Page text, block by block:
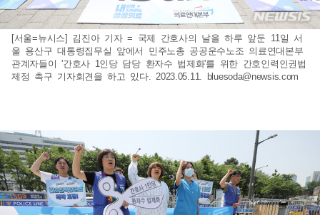
[서울=뉴시스] 김진아 기자 = 국제 간호사의 날을 하루 앞둔 11일 서
울 용산구 대통령집무실 앞에서 민주노총 공공운수노조 의료연대본부
관계자들이 '간호사 1인당 담당 환자수 법제화'를 위한 간호인력인권법
제정 촉구 기자회견을 하고 있다. 2023.05.11.
bluesoda@newsis.com